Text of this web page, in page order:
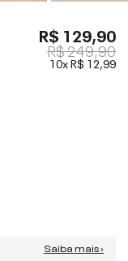
R$ 129,90
R$ 249,90
10xR$ 12,99
Saiba mais ›